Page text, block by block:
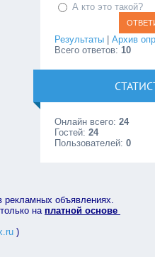
А кто это такой?
Результаты |Архив
Всего ответов:10
Онлайн всего:24
Гостей:24
Пользователей:0
рекламных объявлениях.
на платной основе
)